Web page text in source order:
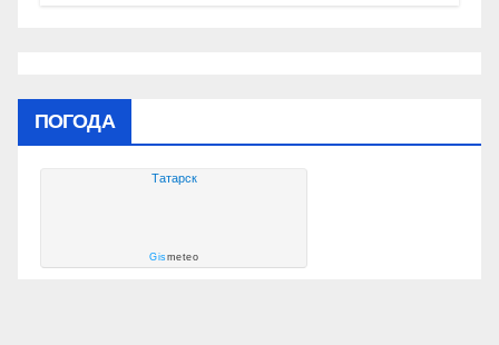
ПОГОДА
Татарск
Gismeteo